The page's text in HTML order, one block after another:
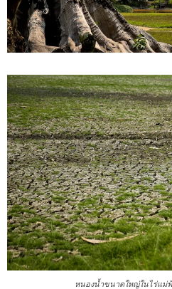
หนองน้ำขนาดใหญ่ในไร่แม่